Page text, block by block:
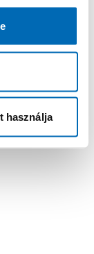
használja